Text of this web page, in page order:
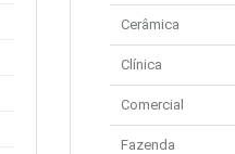
Cerâmica
Clínica
Comercial
Fazenda